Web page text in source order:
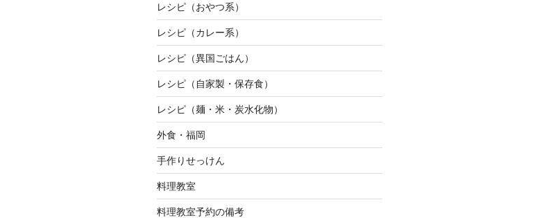
レシピ（おやつ系）
レシピ（カレー系）
レシピ（異国ごはん）
レシピ（自家製・保存食）
レシピ（麺・米・炭水化物）
外食・福岡
手作りせっけん
料理教室
料理教室予約の備考